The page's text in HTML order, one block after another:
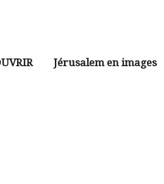
Jérusalem en images